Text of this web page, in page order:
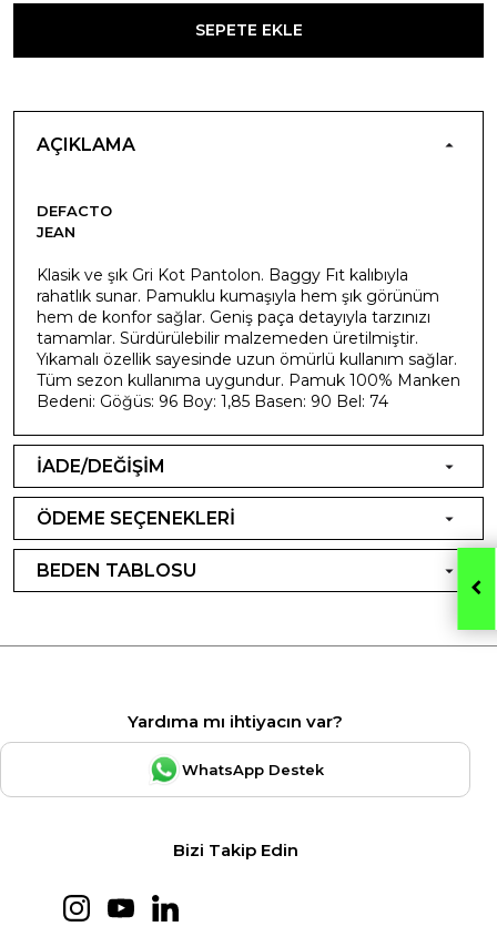
SEPETE EKLE
AÇIKLAMA
DEFACTO
JEAN
Klasik ve şık Gri Kot Pantolon. Baggy Fıt kalıbıyla
rahatlık sunar. Pamuklu kumaşıyla hem şık görünüm
hem de konfor sağlar. Geniş paça detayıyla tarzınızı
tamamlar. Sürdürülebilir malzemeden üretilmiştir.
Yıkamalı özellik sayesinde uzun ömürlü kullanım sağlar.
Tüm sezon kullanıma uygundur. Pamuk 100% Manken
Bedeni: Göğüs: 96 Boy: 1,85 Basen: 90 Bel: 74
İADE/DEĞİŞİM
ÖDEME SEÇENEKLERİ
BEDEN TABLOSU
Yardıma mı ihtiyacın var?
WhatsApp Destek
Bizi Takip Edin